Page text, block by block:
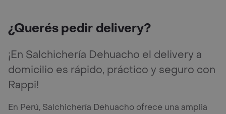
¿Querés pedir delivery?
¡En Salchichería Dehuacho el delivery a
domicilio es rápido, práctico y seguro con
Rappi!
En Perú, Salchichería Dehuacho ofrece una amplia